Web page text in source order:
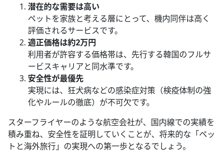
潜在的な需要は高い
ペットを家族と考える層にとって、機内同伴は高く
評価されるサービスです。
適正価格は約2万円
利用者が許容する価格帯は、先行する韓国のフルサ
ービスキャリアと同水準です。
安全性が最優先
実現には、狂犬病などの感染症対策（検疫体制の強
化やルールの徹底）が不可欠です。
スターフライヤーのような航空会社が、国内線での実績を
積み重ね、安全性を証明していくことが、将来的な「ペッ
トと海外旅行」の実現への第一歩となるでしょう。